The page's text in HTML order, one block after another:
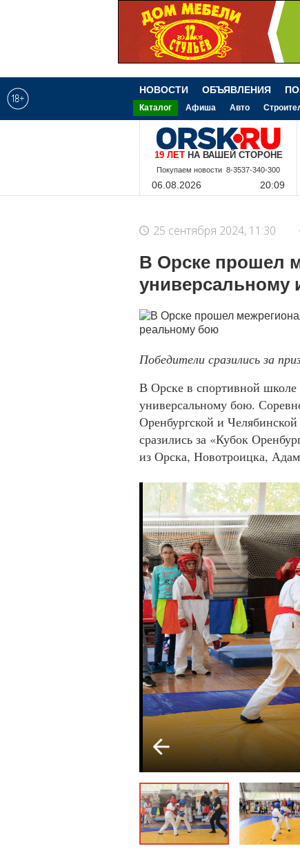
НОВОСТИ ОБЪЯВЛЕНИЯ
Каталог Афиша Авто
19 ЛЕТНА ВАШЕЙ СТОРОНЕ
Покупаем новости 8-3537-340-300
06.08.2026 20:09
25 сентября 2024, 11:30
В Орске прошел
универсальному
Победители сразились за
В Орске в спортивной
универсальному бою.
Оренбургской и
сразились за «Кубок
из Орска, Новотроицка,